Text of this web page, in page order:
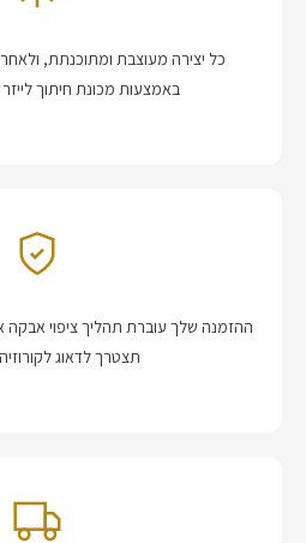
כל יצירה מעוצבת ומתוכנתת,
באמצעות מכונת חיתוך
ההזמנה שלך עוברת תהליך ציפוי
תצטרך לדאוג